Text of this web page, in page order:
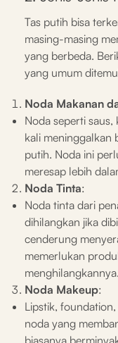
Tas putih bisa
masing-masing
yang berbeda.
yang umum
Noda Makanan
Noda seperti
kali meninggalkan
putih. Noda ini
meresap lebih
Noda Tinta:
Noda tinta dari
dihilangkan jika
cenderung
memerlukan
menghilangkannya.
Noda Makeup:
Lipstik,
noda yang